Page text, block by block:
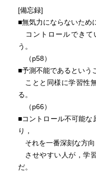
[備忘録]
■無気力にならないため
コントロールできて
う。
（p58）
■予測不能であるという
ことと同様に学習性
る。
（p66）
■コントロール不可能な
り，
それを一番深刻な方向
させやすい人が，学
だ。